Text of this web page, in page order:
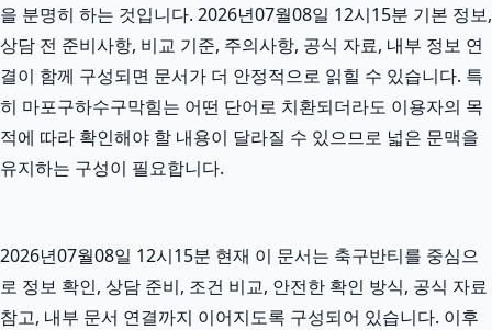
을 분명히 하는 것입니다. 2026년07월08일 12시15분 기본 정보,
상담 전 준비사항, 비교 기준, 주의사항, 공식 자료, 내부 정보 연
결이 함께 구성되면 문서가 더 안정적으로 읽힐 수 있습니다. 특
히 마포구하수구막힘는 어떤 단어로 치환되더라도 이용자의 목
적에 따라 확인해야 할 내용이 달라질 수 있으므로 넓은 문맥을
유지하는 구성이 필요합니다.
2026년07월08일 12시15분 현재 이 문서는 축구반티를 중심으
로 정보 확인, 상담 준비, 조건 비교, 안전한 확인 방식, 공식 자료
참고, 내부 문서 연결까지 이어지도록 구성되어 있습니다. 이후